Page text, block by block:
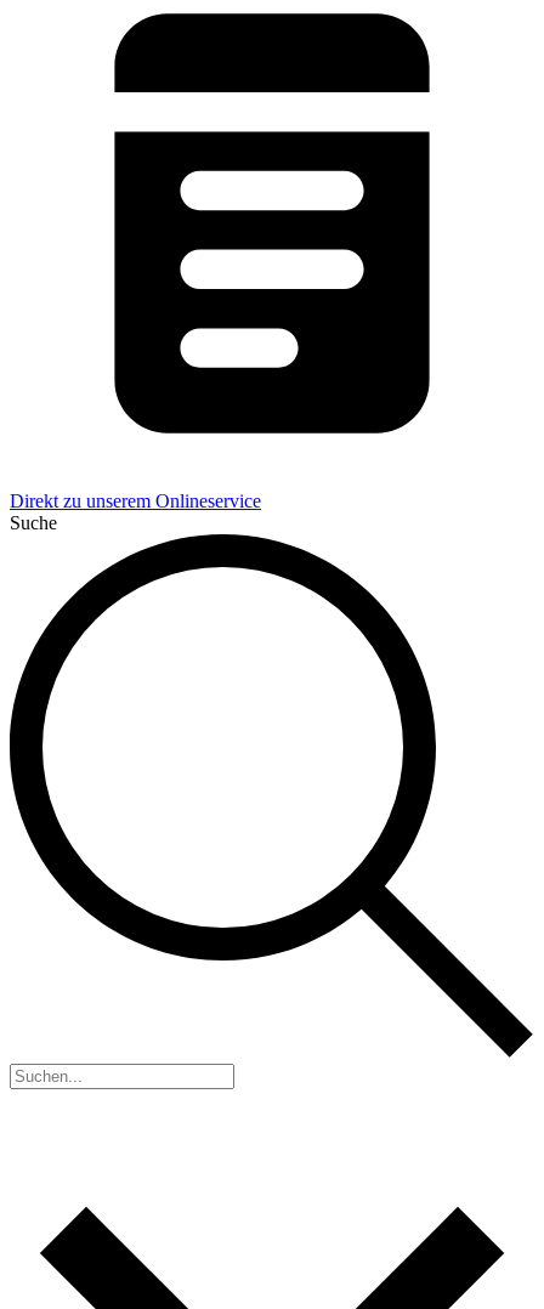
Direkt zu unserem Onlineservice
Suche